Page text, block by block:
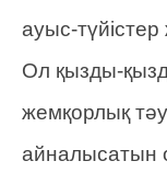
ауыс-
Ол қызды-
жемқорлық
айналысатын